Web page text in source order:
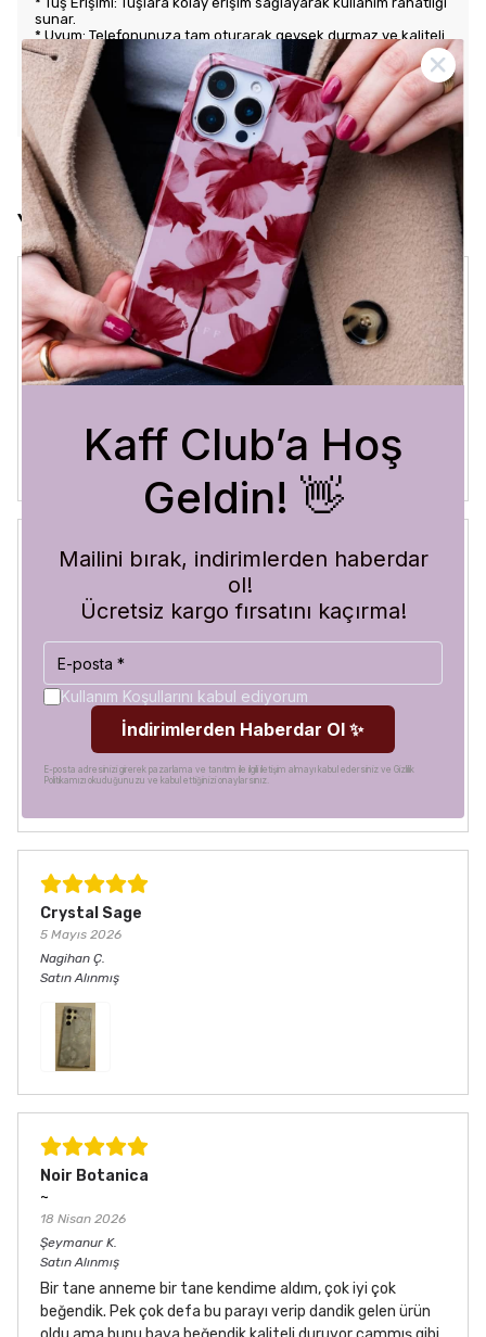
sunar.
* Uyum: Telefonunuza tam oturarak gevşek durmaz ve kaliteli
bir his verir.
KARGO VE İADE POLİTİKASI
Yorumlar
Crystal Sage
3 Ağustos 2026
Bükra A.
Satın Alınmış
30 Temmuz 2026
Satın Alınmış
Görür görmez çok beğendim. Hem desen olarak çok şık
hem de koruma olarak çok güvenilir. Ayrıca hızlı kargolama
için teşekkürler
Crystal Sage
5 Mayıs 2026
Nagihan Ç.
Satın Alınmış
Noir Botanica
~
18 Nisan 2026
Şeymanur K.
Satın Alınmış
Bir tane anneme bir tane kendime aldım, çok iyi çok
beğendik. Pek çok defa bu parayı verip dandik gelen ürün
Kaff Club’a Hoş
Geldin! 👋
Mailini bırak, indirimlerden haberdar
ol!
Ücretsiz kargo fırsatını kaçırma!
Kullanım Koşullarını kabul ediyorum
İndirimlerden Haberdar Ol ✨
E-posta adresinizi girerek pazarlama ve tanıtım ile ilgili iletişim almayı kabul edersiniz ve Gizlilik
Politikamızı okuduğunuzu ve kabul ettiğinizi onaylarsınız.